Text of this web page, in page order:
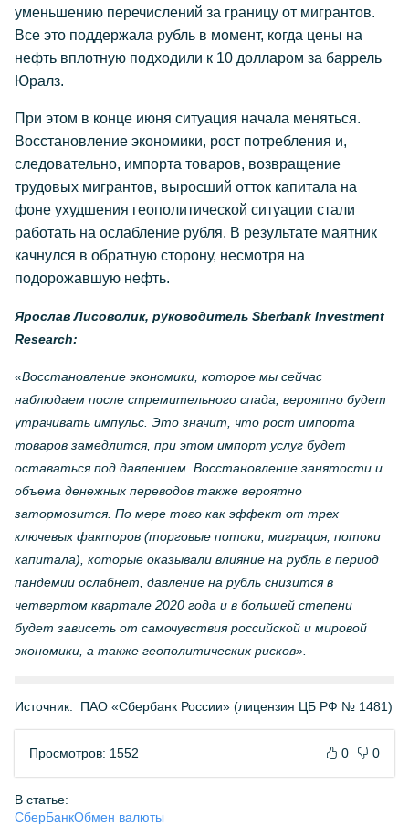
уменьшению перечислений за границу от мигрантов.
Все это поддержала рубль в момент, когда цены на
нефть вплотную подходили к 10 долларом за баррель
Юралз.
При этом в конце июня ситуация начала меняться.
Восстановление экономики, рост потребления и,
следовательно, импорта товаров, возвращение
трудовых мигрантов, выросший отток капитала на
фоне ухудшения геополитической ситуации стали
работать на ослабление рубля. В результате маятник
качнулся в обратную сторону, несмотря на
подорожавшую нефть.
Ярослав Лисоволик, руководитель Sberbank Investment
Research:
«Восстановление экономики, которое мы сейчас
наблюдаем после стремительного спада, вероятно будет
утрачивать импульс. Это значит, что рост импорта
товаров замедлится, при этом импорт услуг будет
оставаться под давлением . Восстановление занятости и
объема денежных переводов также вероятно
затормозится. По мере того как эффект от трех
ключевых факторов (торговые потоки, миграция, потоки
капитала), которые оказывали влияние на рубль в период
пандемии ослабнет, давление на рубль снизится в
четвертом квартале 2020 года и в большей степени
будет зависеть от самочувствия российской и мировой
экономики, а также геополитических рисков».
Источник: ПАО «Сбербанк России» (лицензия ЦБ РФ № 1481)
Просмотров: 1552 0 0
В статье:
СберБанкОбмен валюты